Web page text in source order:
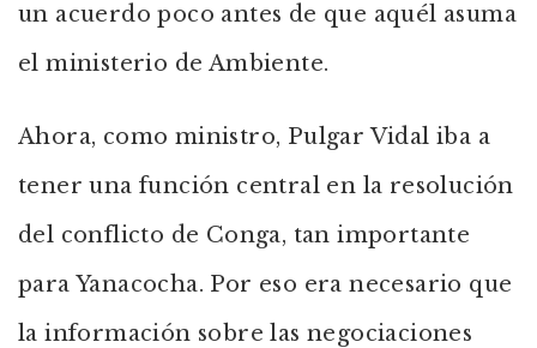
un acuerdo poco antes de que aquél asuma
el ministerio de Ambiente.
Ahora, como ministro, Pulgar Vidal iba a
tener una función central en la resolución
del conflicto de Conga, tan importante
para Yanacocha. Por eso era necesario que
la información sobre las negociaciones